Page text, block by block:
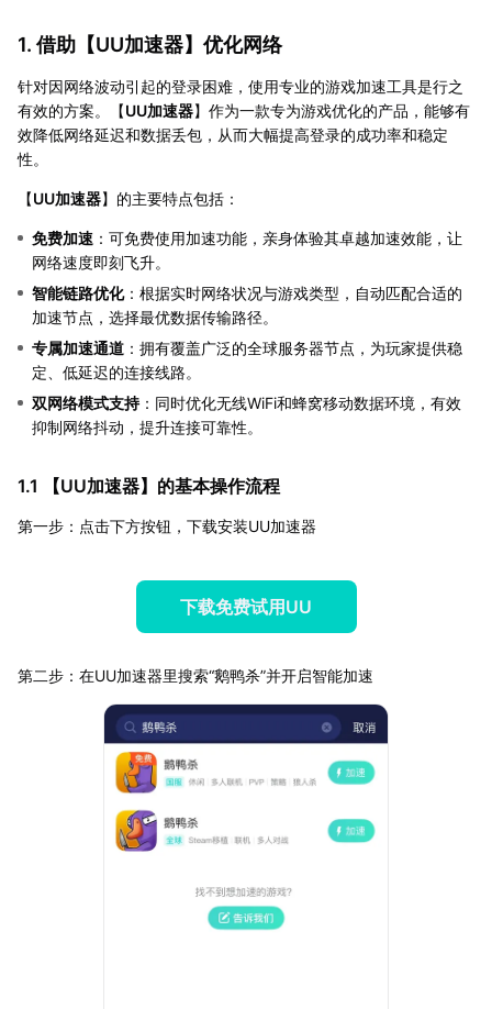
1. 借助【UU加速器】优化网络
针对因网络波动引起的登录困难，使用专业的游戏加速工具是行之
有效的方案。【UU加速器】作为一款专为游戏优化的产品，能够有
效降低网络延迟和数据丢包，从而大幅提高登录的成功率和稳定
性。
【UU加速器】的主要特点包括：
免费加速 ：可免费使用加速功能，亲身体验其卓越加速效能，让
网络速度即刻飞升。
智能链路优化：根据实时网络状况与游戏类型，自动匹配合适的
加速节点，选择最优数据传输路径。
专属加速通道 ：拥有覆盖广泛的全球服务器节点，为玩家提供稳
定、低延迟的连接线路。
双网络模式支持：同时优化无线WiFi和蜂窝移动数据环境，有效
抑制网络抖动，提升连接可靠性。
1.1 【UU加速器】的基本操作流程
第一步：点击下方按钮，下载安装UU加速器
下载免费试用UU
第二步：在UU加速器里搜索“鹅鸭杀”并开启智能加速